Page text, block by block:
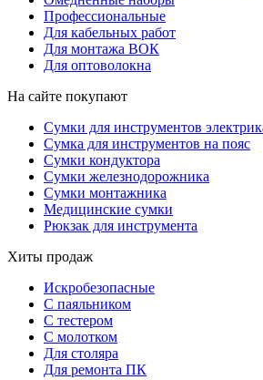
Профессиональные
Для кабельных работ
Для монтажа ВОК
Для оптоволокна
На сайте покупают
Сумки для инструментов
Сумка для инструментов на пояс
Сумки кондуктора
Сумки железнодорожника
Сумки монтажника
Медицинские сумки
Рюкзак для инструмента
Хиты продаж
Искробезопасные
С паяльником
С тестером
С молотком
Для столяра
Для ремонта ПК